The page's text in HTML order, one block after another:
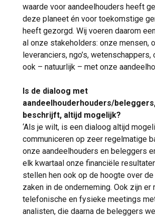
waarde voor aandeelhouders heeft
deze planeet én voor toekomstige
heeft gezorgd. Wij voeren daarom
al onze stakeholders: onze mensen,
leveranciers, ngo’s, wetenschappers,
ook – natuurlijk – met onze
Is de dialoog met
aandeelhouderhouders/
beschrijft, altijd mogelijk?
‘Als je wilt, is een dialoog altijd
communiceren op zeer regelmatige
onze aandeelhouders en beleggers
elk kwartaal onze financiële
stellen hen ook op de hoogte over de
zaken in de onderneming. Ook zijn er
telefonische en fysieke meetings
analisten, die daarna de beleggers